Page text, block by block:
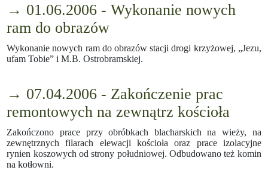
→ 01.06.2006 - Wykonanie nowych
ram do obrazów
Wykonanie nowych ram do obrazów stacji drogi krzyżowej, „Jezu,
ufam Tobie” i M.B. Ostrobramskiej.
→ 07.04.2006 - Zakończenie prac
remontowych na zewnątrz kościoła
Zakończono prace przy obróbkach blacharskich na wieży, na
zewnętrznych filarach elewacji kościoła oraz prace izolacyjne
rynien koszowych od strony południowej. Odbudowano też komin
na kotłowni.